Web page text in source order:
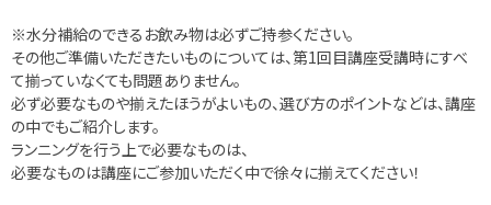
※水分補給のできるお飲み物は必ずご持参ください。
その他ご準備いただきたいものについては、第1回目講座受講時にすべ
て揃っていなくても問題ありません。
必ず必要なものや揃えたほうがよいもの、選び方のポイントなどは、講座
の中でもご紹介します。
ランニングを行う上で必要なものは、
必要なものは講座にご参加いただく中で徐々に揃えてください！